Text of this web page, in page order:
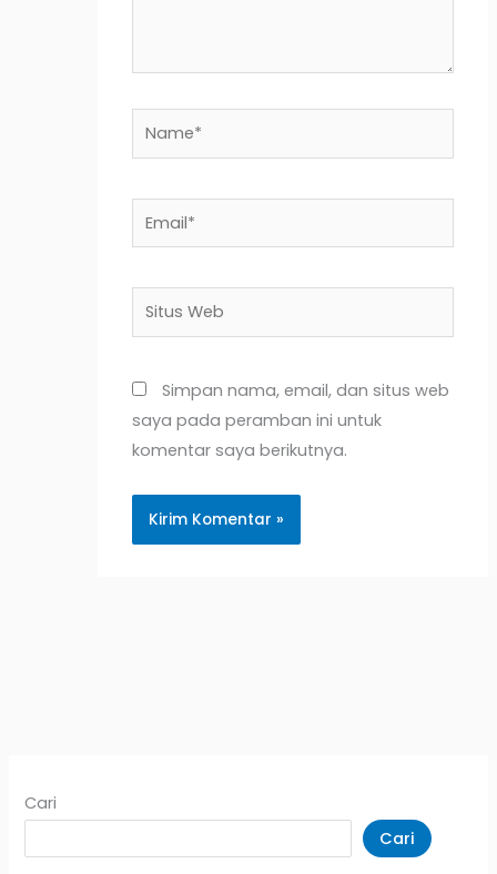
Name*
Situs
Simpan nama, email, dan situs web
saya pada peramban ini untuk
komentar saya berikutnya.
Cari
Cari